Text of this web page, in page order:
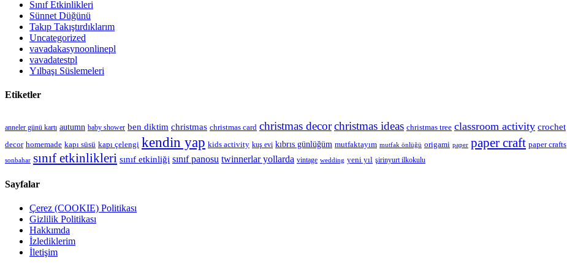
Sınıf Etkinlikleri
Sünnet Düğünü
Takıp Takıştırdıklarım
Uncategorized
vavadakasynoonlinepl
vavadatestpl
Yılbaşı Süslemeleri
Etiketler
anneler günü kartı autumn baby shower ben diktim christmas christmas card christmas decorchristmas ideas christmas tree classroom activity crochet
decor homemade kapı süsü kapı çelengi kendin yap kids activity kuş evi kıbrıs günlüğüm mutfaktayım mutfak önlüğü origami paper paper craft paper crafts
sonbahar sınıf etkinlikleri sınıf etkinliği sınıf panosu twinnerlar yollarda vintage wedding yeni yıl şirinyurt ilkokulu
Sayfalar
Çerez (COOKIE) Politikası
Gizlilik Politikası
Hakkımda
İzlediklerim
İletişim